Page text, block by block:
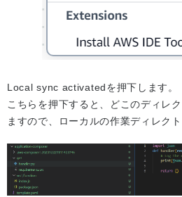
Local sync activatedを押下します。
こちらを押下すると、どこのディレ
ますので、ローカルの作業ディレク